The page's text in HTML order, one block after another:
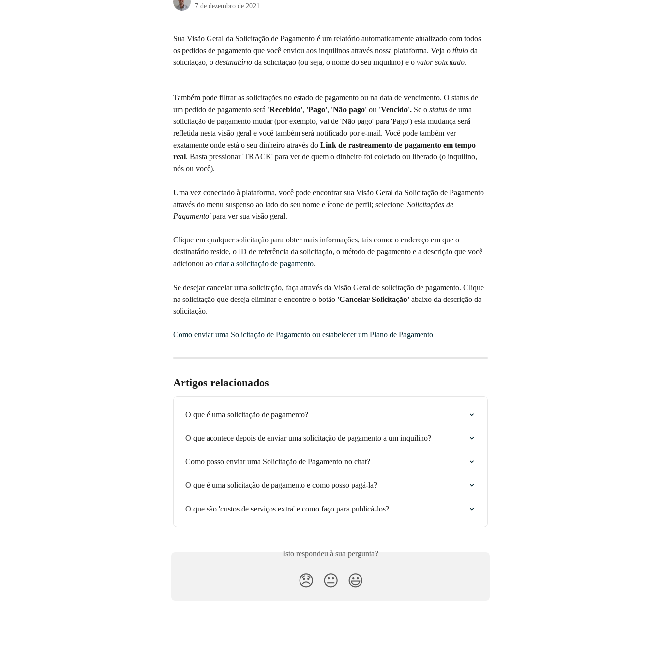
7 de dezembro de 2021
Sua Visão Geral da Solicitação de Pagamento é um relatório automaticamente atualizado com todos
os pedidos de pagamento que você enviou aos inquilinos através nossa plataforma. Veja o título da
solicitação, o destinatário da solicitação (ou seja, o nome do seu inquilino) e o valor solicitado.
Também pode filtrar as solicitações no estado de pagamento ou na data de vencimento. O status de
um pedido de pagamento será 'Recebido', 'Pago', 'Não pago' ou 'Vencido'. Se o status de uma
solicitação de pagamento mudar (por exemplo, vai de 'Não pago' para 'Pago') esta mudança será
refletida nesta visão geral e você também será notificado por e-mail. Você pode também ver
exatamente onde está o seu dinheiro através do Link de rastreamento de pagamento em tempo
real. Basta pressionar 'TRACK' para ver de quem o dinheiro foi coletado ou liberado (o inquilino,
nós ou você).
Uma vez conectado à plataforma, você pode encontrar sua Visão Geral da Solicitação de Pagamento
através do menu suspenso ao lado do seu nome e ícone de perfil; selecione 'Solicitações de
Pagamento' para ver sua visão geral.
Clique em qualquer solicitação para obter mais informações, tais como: o endereço em que o
destinatário reside, o ID de referência da solicitação, o método de pagamento e a descrição que você
adicionou ao criar a solicitação de pagamento.
Se desejar cancelar uma solicitação, faça através da Visão Geral de solicitação de pagamento. Clique
na solicitação que deseja eliminar e encontre o botão 'Cancelar Solicitação' abaixo da descrição da
solicitação.
Como enviar uma Solicitação de Pagamento ou estabelecer um Plano de Pagamento
Artigos relacionados
O que é uma solicitação de pagamento?
O que acontece depois de enviar uma solicitação de pagamento a um inquilino?
Como posso enviar uma Solicitação de Pagamento no chat?
O que é uma solicitação de pagamento e como posso pagá-la?
O que são 'custos de serviços extra' e como faço para publicá-los?
Isto respondeu à sua pergunta?
😞 😐 😃